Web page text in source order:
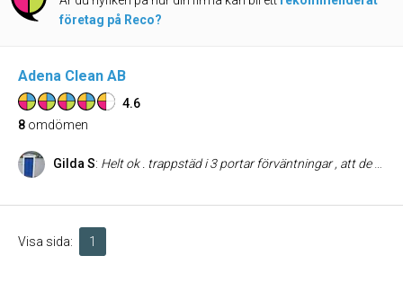
företag på Reco?
Adena Clean AB
4.6
8 omdömen
Gilda S: Helt ok . trappstäd i 3 portar förväntningar , att de ska göra ett bra jobb som de gör ej.bra att en del personal för ett otroligt oväsen i trapphus slår mot trappräcken partar högljudd i mobil ej ok hörs i hela trapphuset. men den den ordinarie är bra.
Visa sida: 1